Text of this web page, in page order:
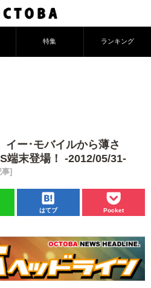
特集 ランキング
イー･モバイルから薄さ
端末登場！ -2012/05/31-
事]
はてブ Pocket